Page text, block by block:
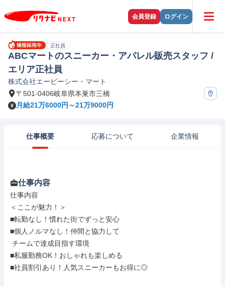
会員登録 ログイン
正社員
ABCマートのスニーカー・アパレル販売スタッフ /
エリア正社員
株式会社エービーシー・マート
〒501-0406岐阜県本巣市三橋
月給21万6000円～21万9000円
仕事概要 応募について 企業情報
仕事内容
仕事内容
＜ここが魅力！＞
■転勤なし！慣れた街でずっと安心
■個人ノルマなし！仲間と協力して
■私服勤務OK！おしゃれも楽しめる
■社員割引あり！人気スニーカーもお得に◎